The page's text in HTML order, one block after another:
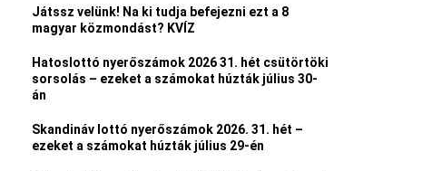
Játssz velünk! Na ki tudja befejezni ezt a 8
magyar közmondást? KVÍZ
Hatoslottó nyerőszámok 2026 31. hét csütörtöki
sorsolás – ezeket a számokat húzták július 30-
án
Skandináv lottó nyerőszámok 2026. 31. hét –
ezeket a számokat húzták július 29-én